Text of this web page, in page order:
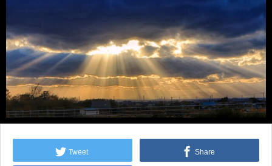
Tweet Share